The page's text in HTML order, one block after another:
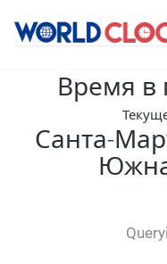
Время в
Санта-